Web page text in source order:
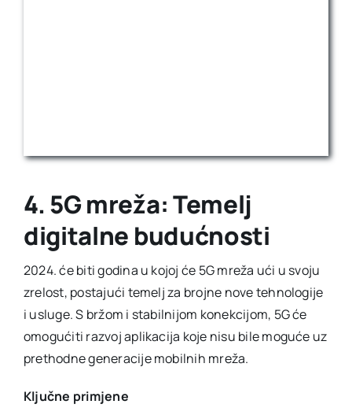
4. 5G mreža: Temelj
digitalne budućnosti
2024. će biti godina u kojoj će 5G mreža ući u svoju
zrelost, postajući temelj za brojne nove tehnologije
i usluge. S bržom i stabilnijom konekcijom, 5G će
omogućiti razvoj aplikacija koje nisu bile moguće uz
prethodne generacije mobilnih mreža.
Ključne primjene